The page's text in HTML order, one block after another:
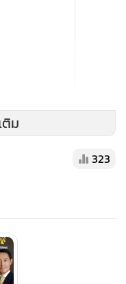
ม
323